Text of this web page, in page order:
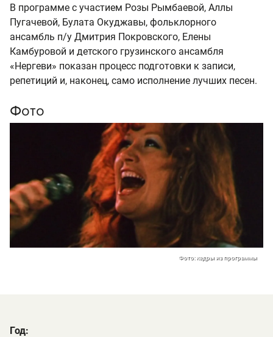
В программе с участием Розы Рымбаевой, Аллы
Пугачевой, Булата Окуджавы, фольклорного
ансамбль п/у Дмитрия Покровского, Елены
Камбуровой и детского грузинского ансамбля
«Нергеви» показан процесс подготовки к записи,
репетиций и, наконец, само исполнение лучших песен.
Фото
Фото: кадры из программы
Год: